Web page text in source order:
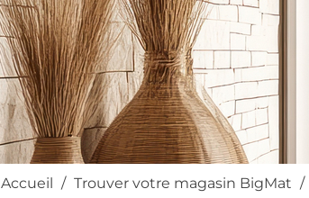
Accueil Trouver votre magasin BigMat